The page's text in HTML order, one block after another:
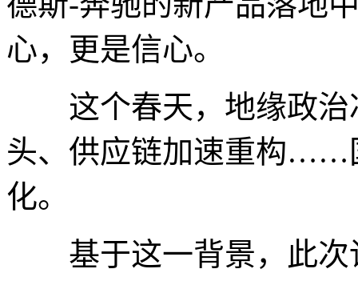
心，更是信心。
这个春天，地缘政治
头、供应链加速重构……
化。
基于这一背景，此次